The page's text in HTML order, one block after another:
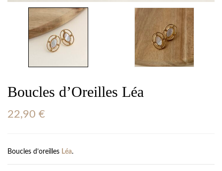
Boucles d’Oreilles Léa
22,90 €
Boucles d’oreilles Léa.